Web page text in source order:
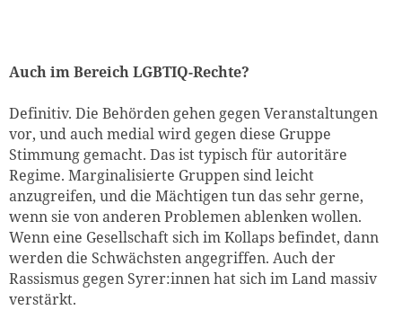
Auch im Bereich LGBTIQ-Rechte?
Definitiv. Die Behörden gehen gegen Veranstaltungen
vor, und auch medial wird gegen diese Gruppe
Stimmung gemacht. Das ist typisch für autoritäre
Regime. Marginalisierte Gruppen sind leicht
anzugreifen, und die Mächtigen tun das sehr gerne,
wenn sie von anderen Problemen ablenken wollen.
Wenn eine Gesellschaft sich im Kollaps befindet, dann
werden die Schwächsten angegriffen. Auch der
Rassismus gegen Syrer:innen hat sich im Land massiv
verstärkt.